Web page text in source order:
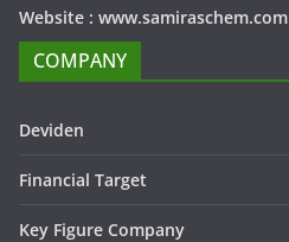
Website : www.samiraschem.com
COMPANY
Deviden
Financial Target
Key Figure Company